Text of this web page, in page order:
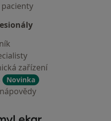
zařízení
Novinka
ZnamyLekar - Hlavní stránka